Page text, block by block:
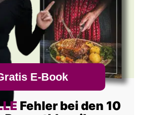
E-Book
Fehler bei den 10